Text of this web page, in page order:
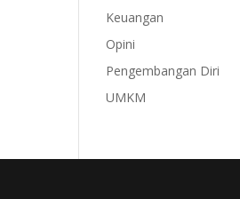
Keuangan
Opini
Pengembangan Diri
UMKM